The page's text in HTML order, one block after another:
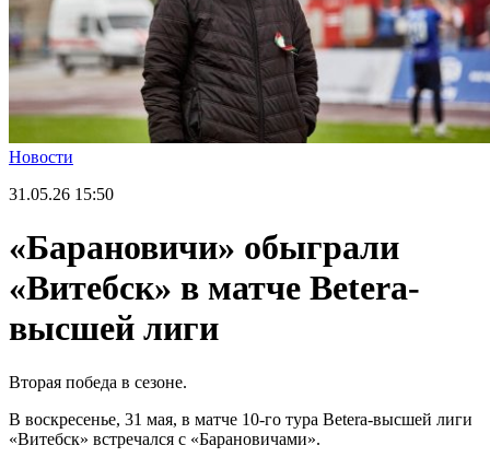
Новости
31.05.26 15:50
«Барановичи» обыграли
«Витебск» в матче Betera-
высшей лиги
Вторая победа в сезоне.
В воскресенье, 31 мая, в матче 10-го тура Betera-высшей лиги
«Витебск» встречался с «Барановичами».